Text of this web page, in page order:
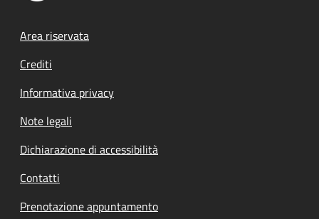
Footer menu
Area riservata
Crediti
Informativa privacy
Note legali
Dichiarazione di accessibilità
Contatti
Prenotazione appuntamento